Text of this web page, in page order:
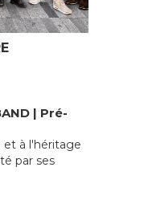
| Pré-
et à l'héritage
par ses